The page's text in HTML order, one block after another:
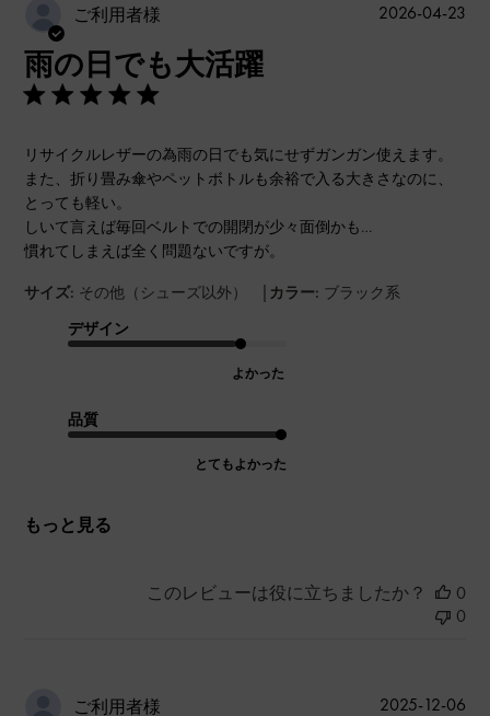
ご利用者様
雨の日でも大活躍
リサイクルレザーの為雨の日でも気にせずガンガン使えます。
また、折り畳み傘やペットボトルも余裕で入る大きさなのに、
とっても軽い。
しいて言えば毎回ベルトでの開閉が少々面倒かも…
慣れてしまえば全く問題ないですが。
サイズ: その他（シューズ以外） | カラー: ブラック系
デザイン
よかった
品質
とてもよかった
もっと見る
公
2026-04-23
このレビューは役に立ちましたか？
0
0
ご利用者様 公
2025-12-06